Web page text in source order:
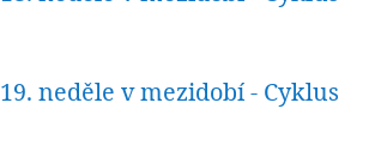
19. neděle v mezidobí - Cyklus